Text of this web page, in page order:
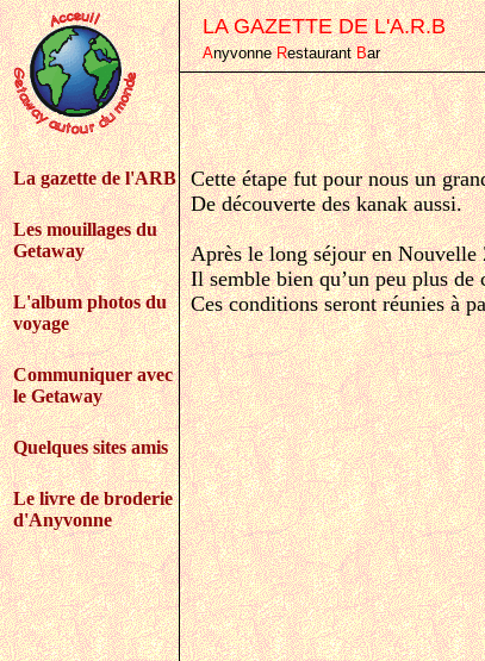
La gazette de l'ARB
Les mouillages du
Getaway
L'album photos du
voyage
Communiquer avec
le Getaway
Quelques sites amis
Le livre de broderie
d'Anyvonne
LA GAZETTE DE L'A.R.B
AnyvonneRestaurantBar
Cette étape fut pour nous un
De découverte des kanak aussi.
Après le long séjour en Nouvelle
Il semble bien qu’un peu plus de
Ces conditions seront réunies à